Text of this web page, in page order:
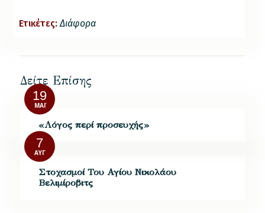
Ετικέτες: Διάφορα
Δείτε Επίσης
19
ΜΆΙ
«Λόγος περί προσευχής»
7
ΑΥΓ
Στοχασμοί Του Αγίου Νικολάου
Βελιμίροβιτς